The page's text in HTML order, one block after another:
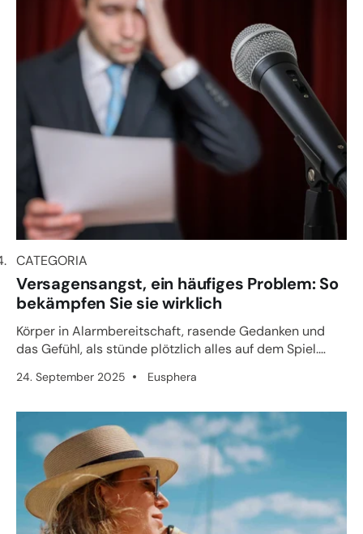
CATEGORIA
CATEGORIA
Versagensangst, ein häufiges Problem: So
bekämpfen Sie sie wirklich
Körper in Alarmbereitschaft, rasende Gedanken und
das Gefühl, als stünde plötzlich alles auf dem Spiel.
24. September 2025 Eusphera